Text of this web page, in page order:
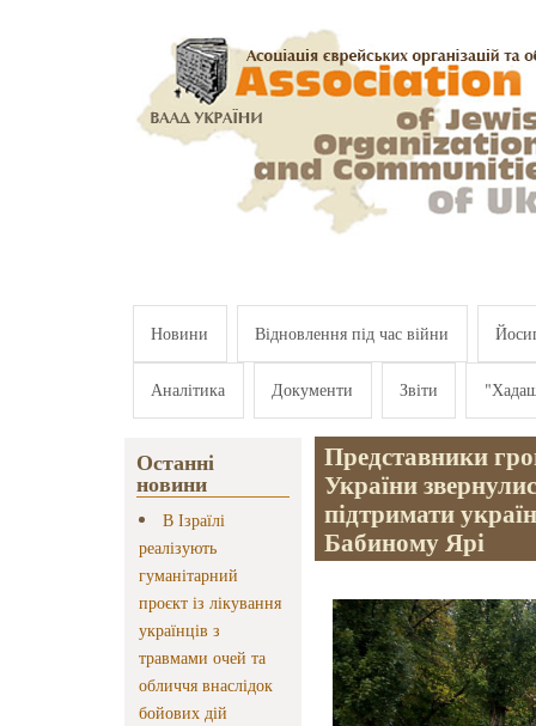
Новини Відновлення під час війни
Аналітика Документи Звіти
Останні
новини
В Ізраїлі
реалізують
гуманітарний
проєкт із лікування
українців з
травмами очей та
обличчя внаслідок
бойових дій
Представники
України
підтримати
Бабиному Ярі